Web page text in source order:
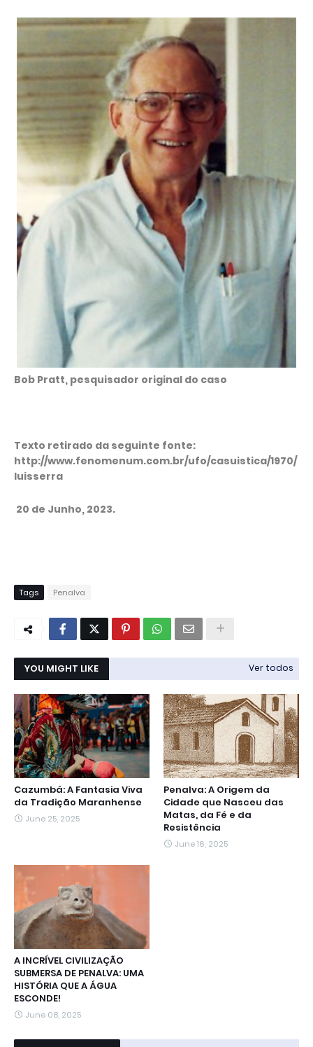
Bob Pratt, pesquisador original do caso
Texto retirado da seguinte fonte:
http://www.fenomenum.com.br/ufo/casuistica/1970/
luisserra
20 de Junho, 2023.
Tags Penalva
YOU MIGHT LIKE Ver todos
Cazumbá: A Fantasia Viva
da Tradição Maranhense
June 25, 2025
Penalva: A Origem da
Cidade que Nasceu das
Matas, da Fé e da
Resistência
June 16, 2025
A INCRÍVEL CIVILIZAÇÃO
SUBMERSA DE PENALVA: UMA
HISTÓRIA QUE A ÁGUA
ESCONDE!
June 08, 2025